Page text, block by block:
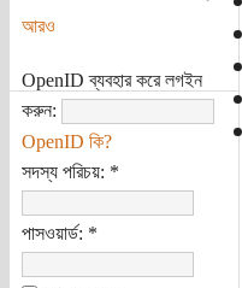
আরও
OpenID ব্যবহার করে লগইন
করুন:
OpenID কি?
সদস্য পরিচয়: *
পাসওয়ার্ড: *